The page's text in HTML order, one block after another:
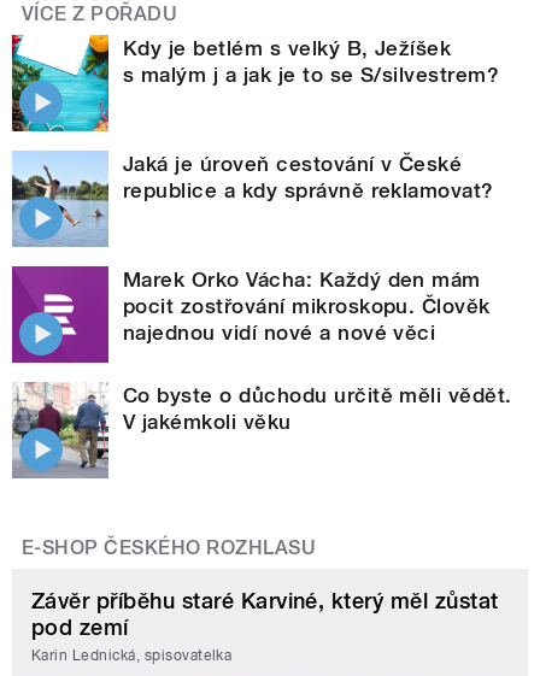
VÍCE Z POŘADU
Kdy je betlém s velký B, Ježíšek
s malým j a jak je to se S/silvestrem?
Jaká je úroveň cestování v České
republice a kdy správně reklamovat?
Marek Orko Vácha: Každý den mám
pocit zostřování mikroskopu. Člověk
najednou vidí nové a nové věci
Co byste o důchodu určitě měli vědět.
V jakémkoli věku
E-SHOP ČESKÉHO ROZHLASU
Závěr příběhu staré Karviné, který měl zůstat
pod zemí
Karin Lednická, spisovatelka